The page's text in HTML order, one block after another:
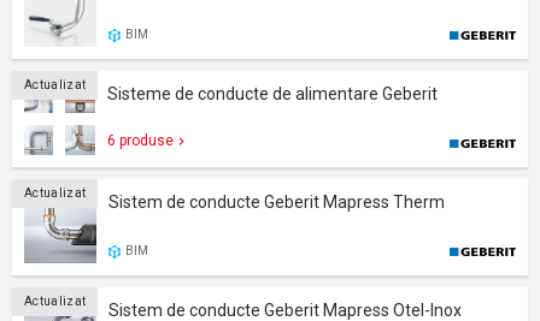
BIM
Actualizat Sisteme de conducte de alimentare Geberit
6 produse
Actualizat Sistem de conducte Geberit Mapress Therm
BIM
Actualizat Sistem de conducte Geberit Mapress Otel-Inox